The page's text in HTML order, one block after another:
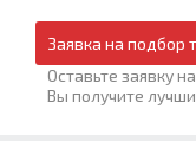
Заявка на подбор
Оставьте заявку
Вы получите